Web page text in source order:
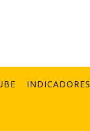
INDICADORES